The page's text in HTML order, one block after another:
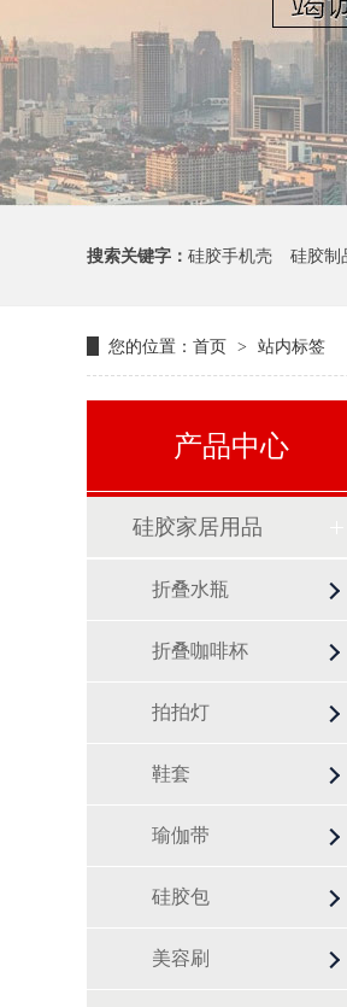
搜索关键字： 硅胶手机壳 硅胶制
您的位置： 首页 > 站内标签
产品中心
硅胶家居用品
折叠水瓶
折叠咖啡杯
拍拍灯
鞋套
瑜伽带
硅胶包
美容刷